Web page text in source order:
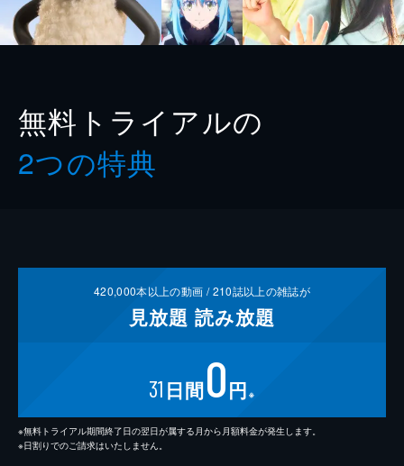
無料トライアルの
2つの特典
420,000本以上の動画 /210誌以上の雑誌が
見放題 読み放題
31 日間0円 ※
※無料トライアル期間終了日の翌日が属する月から月額料金が発生します。
※日割りでのご請求はいたしません。